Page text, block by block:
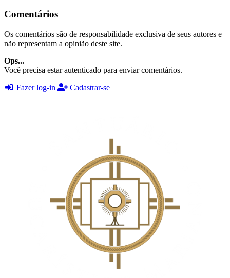
Comentários
Os comentários são de responsabilidade exclusiva de seus autores e
não representam a opinião deste site.
Ops...
Você precisa estar autenticado para enviar comentários.
Fazer log-in
Cadastrar-se